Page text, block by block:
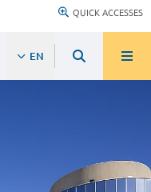
QUICK ACCESSES
EN